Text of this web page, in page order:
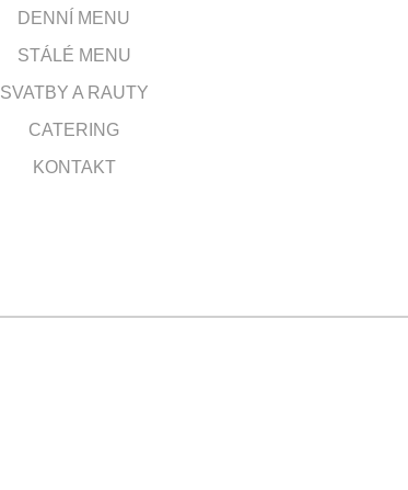
DENNÍ MENU
STÁLÉ MENU
SVATBY A RAUTY
CATERING
KONTAKT